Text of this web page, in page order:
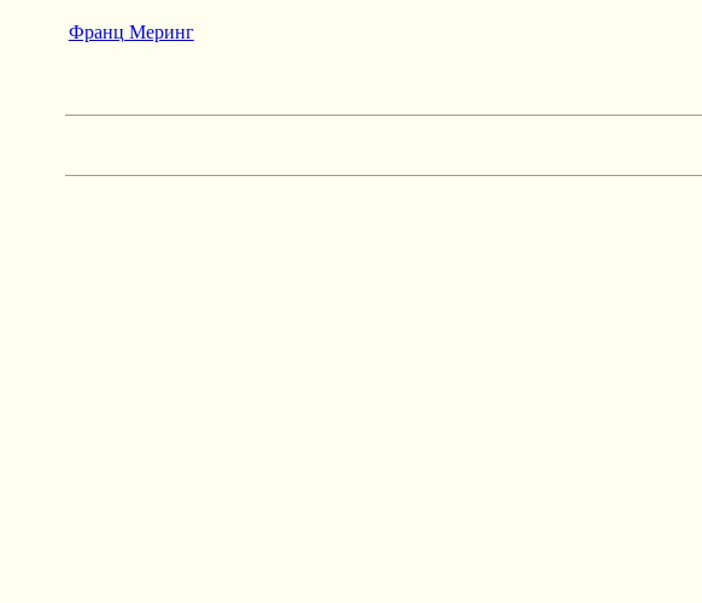
Франц Меринг